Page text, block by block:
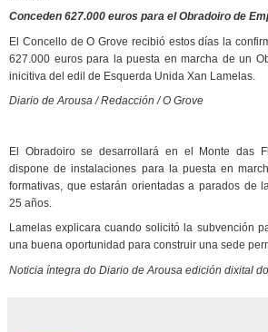
Conceden 627.000 euros para el Obradoiro de
El Concello de O Grove recibió estos días la
627.000 euros para la puesta en marcha de un
inicitiva del edil de Esquerda Unida Xan Lamelas.
Diario de Arousa/ Redacción / O Grove
El Obradoiro se desarrollará en el Monte das
dispone de instalaciones para la puesta en
formativas, que estarán orientadas a parados de
25 años.
Lamelas explicara cuando solicitó la subvención
una buena oportunidad para construir una sede
Noticia íntegra do Diario de Arousa edición dixital